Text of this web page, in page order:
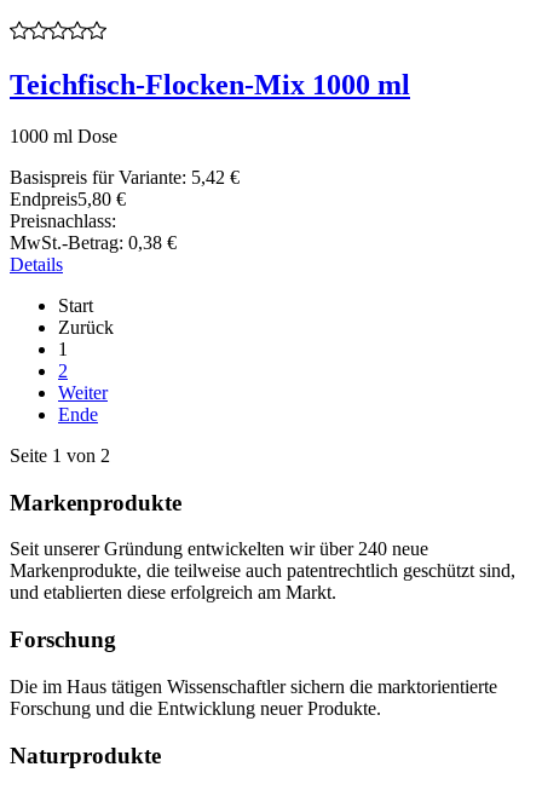
Teichfisch-Flocken-Mix 1000 ml
1000 ml Dose
Basispreis für Variante: 5,42 €
Endpreis5,80 €
Preisnachlass:
MwSt.-Betrag: 0,38 €
Details
Start
Zurück
1
2
Weiter
Ende
Seite 1 von 2
Markenprodukte
Seit unserer Gründung entwickelten wir über 240 neue
Markenprodukte, die teilweise auch patentrechtlich geschützt sind,
und etablierten diese erfolgreich am Markt.
Forschung
Die im Haus tätigen Wissenschaftler sichern die marktorientierte
Forschung und die Entwicklung neuer Produkte.
Naturprodukte